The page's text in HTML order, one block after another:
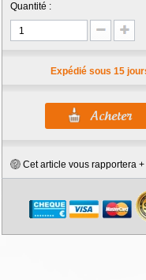
Quantité :
Expédié sous 15
Cet article vous rapportera +